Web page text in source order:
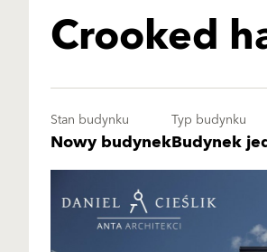
Crooked
Stan budynku
Nowy budynek
Typ budynku
Budynek